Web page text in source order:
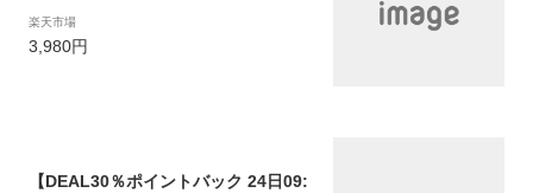
セット ギフト お惣菜 銀座 老舗 日本
食 贈り物 プレゼント 送料無料 おつま
楽天市場
3,980円
【DEAL30％ポイントバック 24日09: